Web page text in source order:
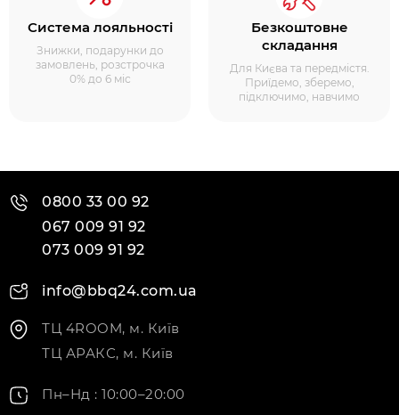
Система лояльності
Знижки, подарунки до
замовлень, розстрочка
0% до 6 міс
Безкоштовне
складання
Для Києва та передмістя.
Приїдемо, зберемо,
підключимо, навчимо
0800 33 00 92
067 009 91 92
073 009 91 92
info@bbq24.com.ua
ТЦ 4ROOM, м. Київ
ТЦ АРАКС, м. Київ
Пн–Нд : 10:00–20:00